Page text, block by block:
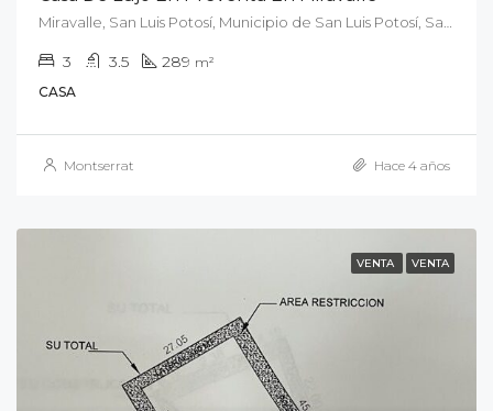
3 3.5 289 m²
CASA
Montserrat Hace 4 años
VENTA VENTA